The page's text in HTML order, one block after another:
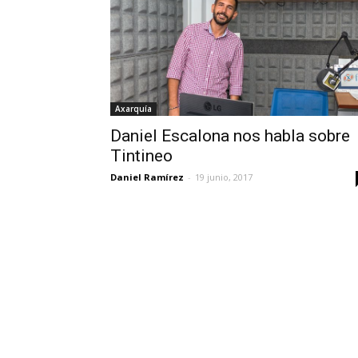
Axarquía
Daniel Escalona nos habla sobre
Tintineo
Daniel Ramírez - 19 junio, 2017